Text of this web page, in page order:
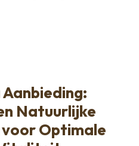
Natuurlijke
Optimale